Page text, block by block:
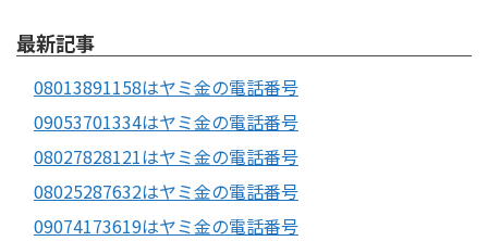
最新記事
08013891158はヤミ金の電話番号
09053701334はヤミ金の電話番号
08027828121はヤミ金の電話番号
08025287632はヤミ金の電話番号
09074173619はヤミ金の電話番号